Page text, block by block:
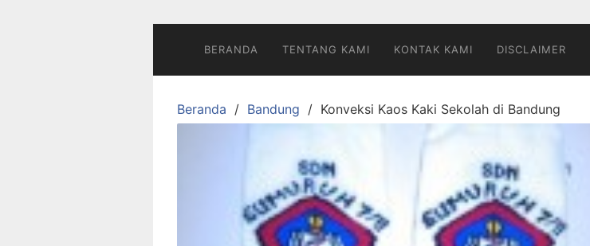
BERANDA TENTANG KAMI KONTAK KAMI DISCLAIMER
Beranda Bandung Konveksi Kaos Kaki Sekolah di Bandung